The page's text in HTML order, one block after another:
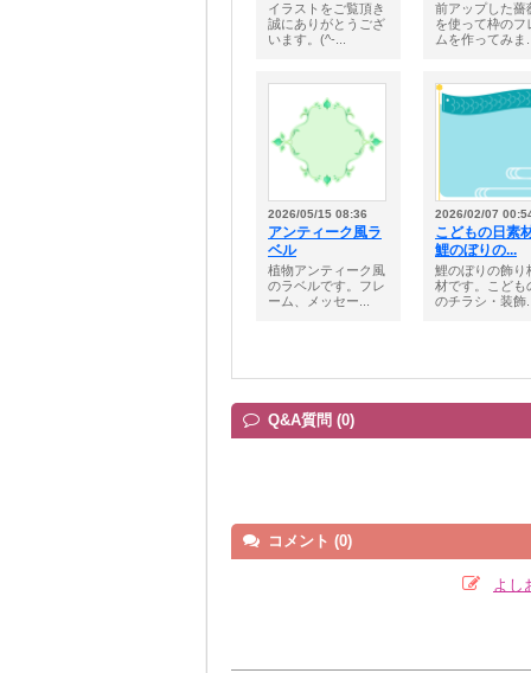
イラストをご覧頂き
誠にありがとうござ
います。(^-...
前アップした薔
を使って枠のフ
ムを作ってみま
2026/05/15 08:36
アンティーク風ラ
ベル
植物アンティーク風
のラベルです。フレ
ーム、メッセー...
2026/02/07
こどもの日素
鯉のぼりの...
鯉のぼりの飾り
材です。こども
のチラシ・装飾
Q&A質問 (0)
コメント (0)
よし